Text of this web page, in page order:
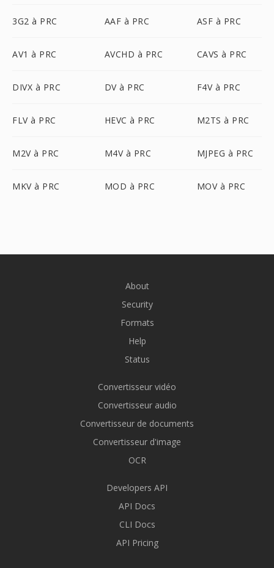
3G2 à PRC AAF à PRC ASF à PRC
AV1 à PRC AVCHD à PRC CAVS à PRC
DIVX à PRC DV à PRC F4V à PRC
FLV à PRC HEVC à PRC M2TS à PRC
M2V à PRC M4V à PRC MJPEG à PRC
MKV à PRC MOD à PRC MOV à PRC
About
Security
Formats
Help
Status
Convertisseur vidéo
Convertisseur audio
Convertisseur de documents
Convertisseur d'image
OCR
Developers API
API Docs
CLI Docs
API Pricing